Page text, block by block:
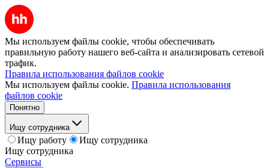
Мы используем файлы cookie, чтобы обеспечивать
правильную работу нашего веб-сайта и анализировать сетевой
трафик.
Правила использования файлов cookie
Мы используем файлы cookie. Правила использования
файлов cookie
Понятно
Ищу сотрудника
Ищу работу
Ищу сотрудника
Ищу сотрудника
Сервисы